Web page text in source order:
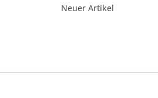
Neuer Artikel